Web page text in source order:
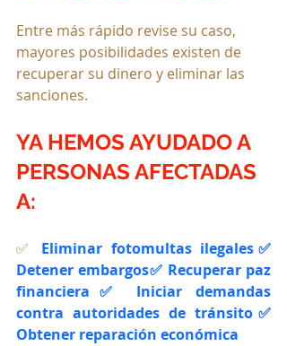
Entre más rápido revise su caso,
mayores posibilidades existen de
recuperar su dinero y eliminar las
sanciones.
YA HEMOS AYUDADO A
PERSONAS AFECTADAS
A:
✅ Eliminar fotomultas ilegales✅
Detener embargos✅ Recuperar paz
financiera✅ Iniciar demandas
contra autoridades de tránsito✅
Obtener reparación económica